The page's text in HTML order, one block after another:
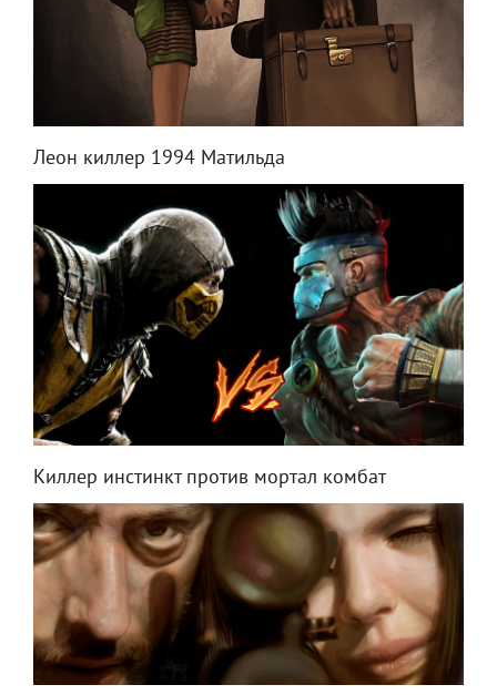
Леон киллер 1994 Матильда
Киллер инстинкт против мортал комбат